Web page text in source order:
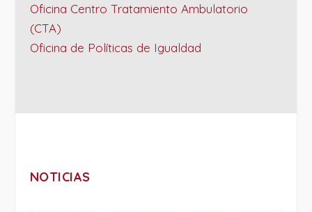
Oficina Centro Tratamiento Ambulatorio
(CTA)
Oficina de Políticas de Igualdad
NOTICIAS